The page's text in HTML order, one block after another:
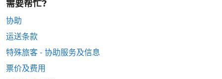
需要帮忙?
协助
运送条款
特殊旅客 - 协助服务及信息
票价及费用